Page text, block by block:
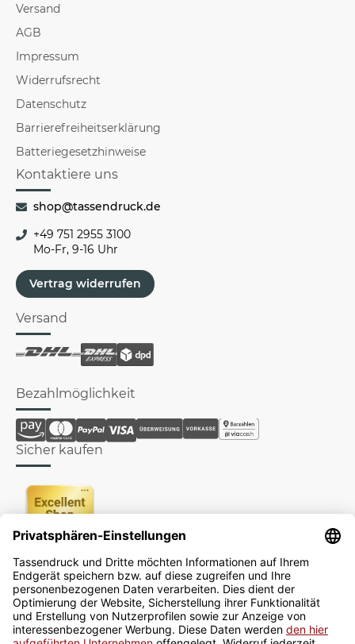
Versand
AGB
Impressum
Widerrufsrecht
Datenschutz
Barrierefreiheitserklärung
Batteriegesetzhinweise
Kontaktiere uns
shop@tassendruck.de
+49 751 2955 3100
Mo-Fr, 9-16 Uhr
Vertrag widerrufen
Versand
Bezahlmöglichkeit
Sicher kaufen